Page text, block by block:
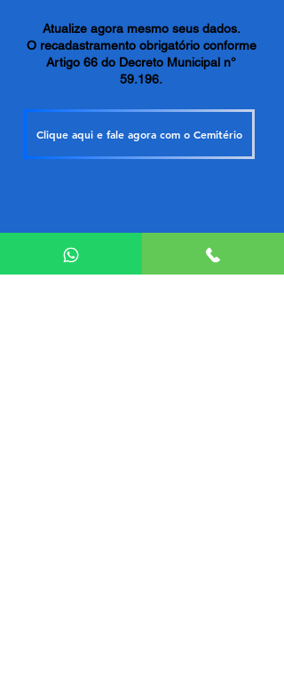
Atualize agora mesmo seus dados.
O recadastramento obrigatório conforme
Artigo 66 do Decreto Municipal n°
59.196.
Clique aqui e fale agora com o Cemitério